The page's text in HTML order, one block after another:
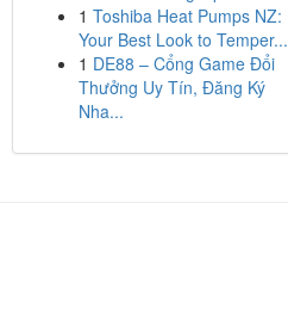
1 Toshiba Heat Pumps NZ:
Your Best Look to Temper...
1 DE88 – Cổng Game Đổi
Thưởng Uy Tín, Đăng Ký
Nha...